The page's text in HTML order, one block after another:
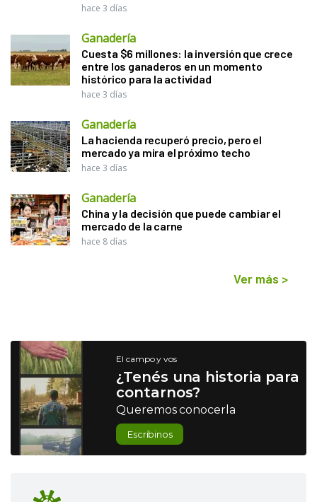
hace 3 días
Ganadería
Cuesta $6 millones: la inversión que crece
entre los ganaderos en un momento
histórico para la actividad
hace 3 días
Ganadería
La hacienda recuperó precio, pero el
mercado ya mira el próximo techo
hace 3 días
Ganadería
China y la decisión que puede cambiar el
mercado de la carne
hace 8 días
Ver más >
El campo y vos
¿Tenés una historia para
contarnos?
Queremos conocerla
Escribinos